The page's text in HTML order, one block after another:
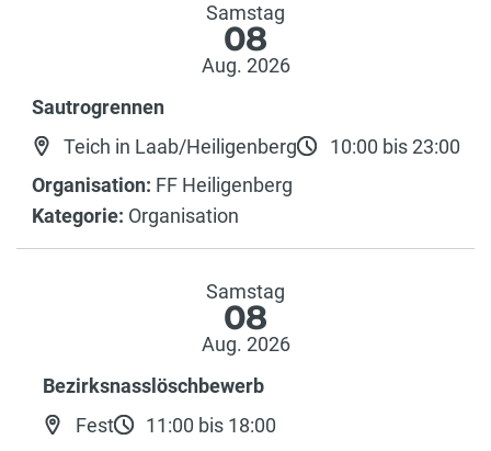
Samstag
08
Aug. 2026
Sautrogrennen
Teich in Laab/Heiligenberg
10:00 bis 23:00
Organisation: FF Heiligenberg
Kategorie: Organisation
Samstag
08
Aug. 2026
Bezirksnasslöschbewerb
Fest
11:00 bis 18:00